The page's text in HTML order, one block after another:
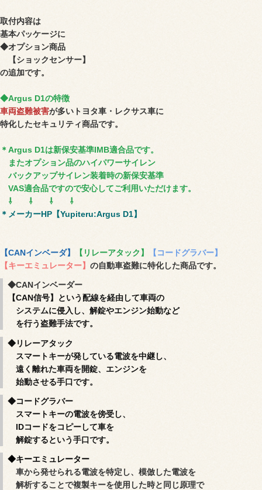
取付内容は
基本パッケージに
◆オプション商品
【ショックセンサー】
の追加です。
◆Argus D1の特徴
車両盗難被害が多いトヨタ車・レクサス車に
特化したセキュリティ商品です。
＊Argus D1は新保安基準IMB適合品です。
またオプション品のハイパワーサイレン
バックアップサイレン装着時の新保安基準
VAS適合品ですので安心してご利用いただけます。
⇩ ⇩ ⇩ ⇩
＊メーカーHP【Yupiteru:Argus D1】
【CANインベーダ】 【リレーアタック】
【コードグラバー】
【キーエミュレーター】 の自動車盗難に特化した商品です。
◆CANインベーダー
【CAN信号】という配線を経由して車両の
システムに侵入し、解錠やエンジン始動など
を行う盗難手法です。
◆リレーアタック
スマートキーが発している電波を中継し、
遠く離れた車両を開錠、エンジンを
始動させる手口です。
◆コードグラバー
スマートキーの電波を傍受し、
IDコードをコピーして車を
解錠するという手口です。
◆キーエミュレーター
車から発せられる電波を特定し、模倣した電波を
解析することで複製キーを使用した時と同じ原理で